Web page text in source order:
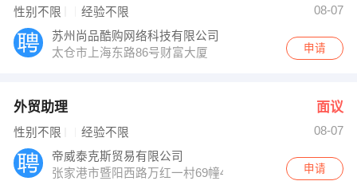
性别不限 经验不限
08-07
苏州尚品酷购网络科技有限公司
太仓市上海东路86号财富大厦
申请
外贸助理 面议
性别不限 经验不限
08-07
帝威泰克斯贸易有限公司
张家港市暨阳西路万红一村69幢402室
申请